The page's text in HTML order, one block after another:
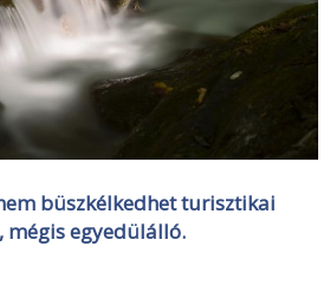
büszkélkedhet turisztikai
mégis egyedülálló.